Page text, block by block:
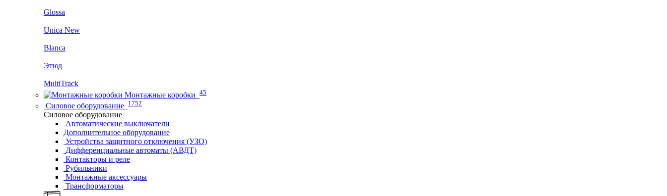
Glossa
Unica New
Blanca
Этюд
MultiTrack
Монтажные коробки 45
Силовое оборудование 1752
Силовое оборудование
Автоматические выключатели
Дополнительное оборудование
Устройства защитного отключения (УЗО)
Дифференциальные автоматы (АВДТ)
Контакторы и реле
Рубильники
Монтажные аксессуары
Трансформаторы